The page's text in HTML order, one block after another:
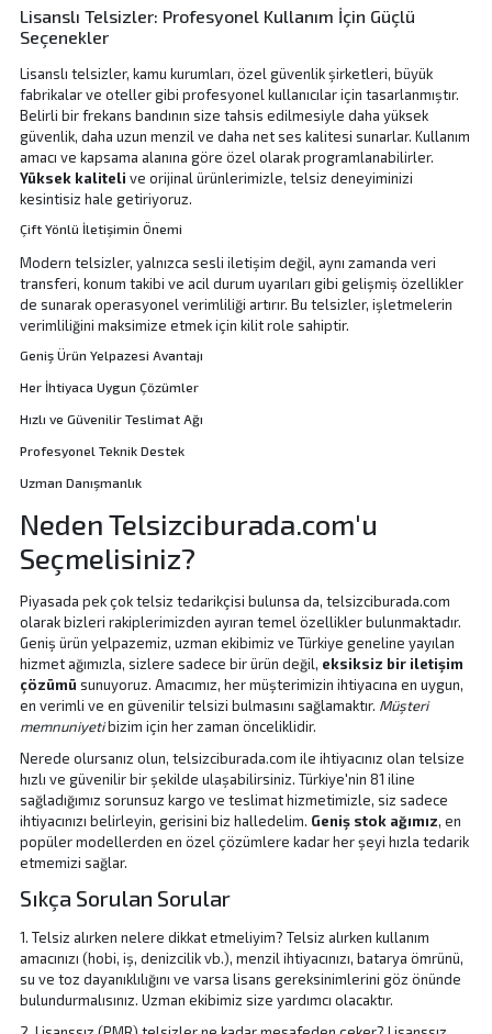
Lisanslı Telsizler: Profesyonel Kullanım İçin Güçlü
Seçenekler
Lisanslı telsizler, kamu kurumları, özel güvenlik şirketleri, büyük
fabrikalar ve oteller gibi profesyonel kullanıcılar için tasarlanmıştır.
Belirli bir frekans bandının size tahsis edilmesiyle daha yüksek
güvenlik, daha uzun menzil ve daha net ses kalitesi sunarlar. Kullanım
amacı ve kapsama alanına göre özel olarak programlanabilirler.
Yüksek kaliteli ve orijinal ürünlerimizle, telsiz deneyiminizi
kesintisiz hale getiriyoruz.
Çift Yönlü İletişimin Önemi
Modern telsizler, yalnızca sesli iletişim değil, aynı zamanda veri
transferi, konum takibi ve acil durum uyarıları gibi gelişmiş özellikler
de sunarak operasyonel verimliliği artırır. Bu telsizler,işletmelerin
verimliliğini maksimize etmek için kilit role sahiptir.
Geniş Ürün Yelpazesi Avantajı
Her İhtiyaca Uygun Çözümler
Hızlı ve Güvenilir Teslimat Ağı
Profesyonel Teknik Destek
Uzman Danışmanlık
Neden Telsizciburada.com'u
Seçmelisiniz?
Piyasada pek çok telsiz tedarikçisi bulunsa da, telsizciburada.com
olarak bizleri rakiplerimizden ayıran temel özellikler bulunmaktadır.
Geniş ürün yelpazemiz, uzman ekibimiz ve Türkiye geneline yayılan
hizmet ağımızla, sizlere sadece bir ürün değil, eksiksiz bir iletişim
çözümü sunuyoruz. Amacımız, her müşterimizin ihtiyacına en uygun,
en verimli ve en güvenilir telsizi bulmasını sağlamaktır. Müşteri
memnuniyetibizim için her zaman önceliklidir.
Nerede olursanız olun, telsizciburada.com ile ihtiyacınız olan telsize
hızlı ve güvenilir bir şekilde ulaşabilirsiniz. Türkiye'nin 81 iline
sağladığımız sorunsuz kargo ve teslimat hizmetimizle, siz sadece
ihtiyacınızı belirleyin, gerisini biz halledelim. Geniş stok ağımız, en
popüler modellerden en özel çözümlere kadar her şeyi hızla tedarik
etmemizi sağlar.
Sıkça Sorulan Sorular
1. Telsiz alırken nelere dikkat etmeliyim? Telsiz alırken kullanım
amacınızı (hobi, iş, denizcilik vb.), menzil ihtiyacınızı, batarya ömrünü,
su ve toz dayanıklılığını ve varsa lisans gereksinimlerini göz önünde
bulundurmalısınız. Uzman ekibimiz size yardımcı olacaktır.